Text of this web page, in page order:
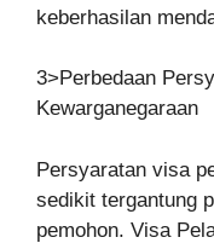
keberhasilan
3>Perbedaan
Kewarganegaraan
Persyaratan visa
sedikit tergantung
pemohon. Visa